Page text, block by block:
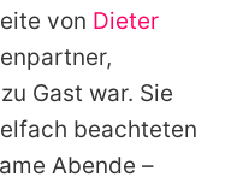
von Dieter
Gast war. Sie
beachteten
Abende –